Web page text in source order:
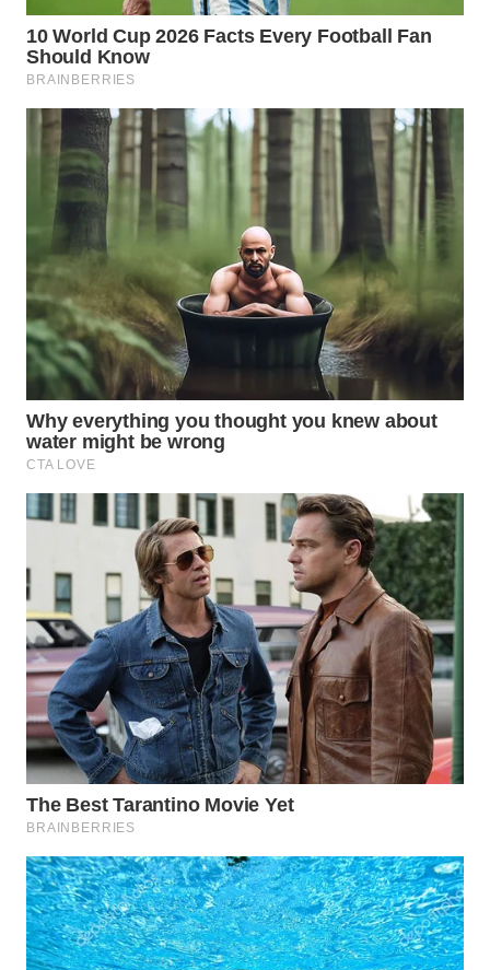
MANDALIKA
WN
WN
LABUANBAJO
BORNEO
Wahana
Media
Group
WAHANA
NEWS
WAHANA
TANI
WAHANA
ADVOKAT
WAHANA
INFRASTRUKTUR
WAHANA
KONSUMEN
WAHANA
LISTRIK
WAHANA
TRAVEL